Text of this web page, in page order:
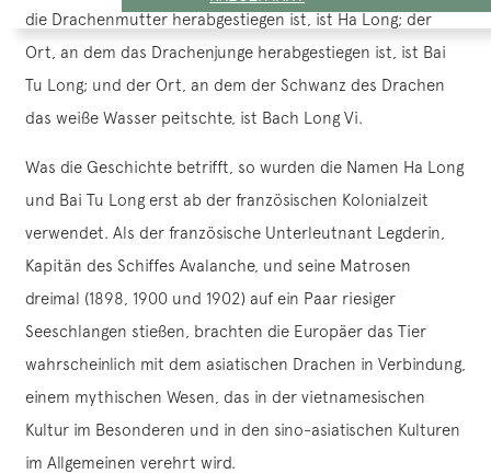
die Drachenmutter herabgestiegen ist, ist Ha Long; der
Ort, an dem das Drachenjunge herabgestiegen ist, ist Bai
Tu Long; und der Ort, an dem der Schwanz des Drachen
das weiße Wasser peitschte, ist Bach Long Vi.
Was die Geschichte betrifft, so wurden die Namen Ha Long
und Bai Tu Long erst ab der französischen Kolonialzeit
verwendet. Als der französische Unterleutnant Legderin,
Kapitän des Schiffes Avalanche, und seine Matrosen
dreimal (1898, 1900 und 1902) auf ein Paar riesiger
Seeschlangen stießen, brachten die Europäer das Tier
wahrscheinlich mit dem asiatischen Drachen in Verbindung,
einem mythischen Wesen, das in der vietnamesischen
Kultur im Besonderen und in den sino-asiatischen Kulturen
im Allgemeinen verehrt wird.